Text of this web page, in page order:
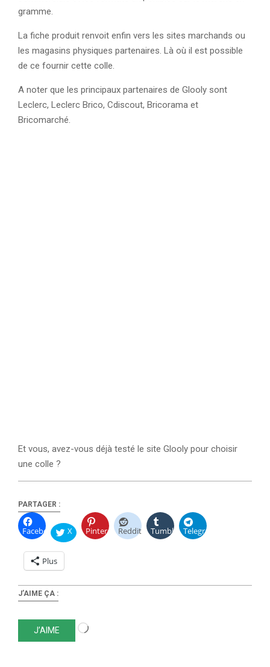
gramme.
La fiche produit renvoit enfin vers les sites marchands ou
les magasins physiques partenaires. Là où il est possible
de ce fournir cette colle.
A noter que les principaux partenaires de Glooly sont
Leclerc, Leclerc Brico, Cdiscout, Bricorama et
Bricomarché.
Et vous, avez-vous déjà testé le site Glooly pour choisir
une colle ?
PARTAGER :
Facebook X Pinterest Reddit Tumblr Telegram
Plus
J’AIME ÇA :
J’AIME